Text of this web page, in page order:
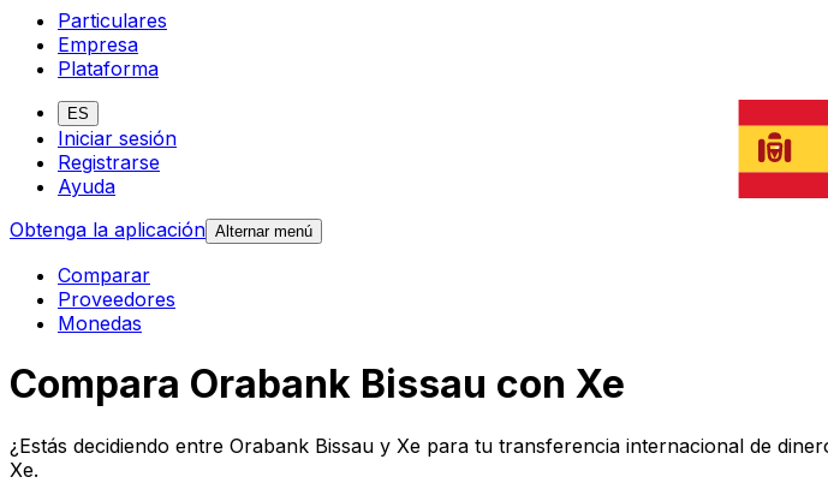
Particulares
Empresa
Plataforma
ES
Iniciar sesión
Registrarse
Ayuda
Obtenga la aplicación Alternar menú
Comparar
Proveedores
Monedas
Compara Orabank Bissau con Xe
¿Estás decidiendo entre Orabank Bissau y Xe para tu transferencia internacional de
Xe.